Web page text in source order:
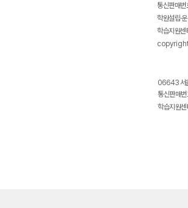
통신판매
학원설립·
학습지원
06643 서
통신판매
학습지원